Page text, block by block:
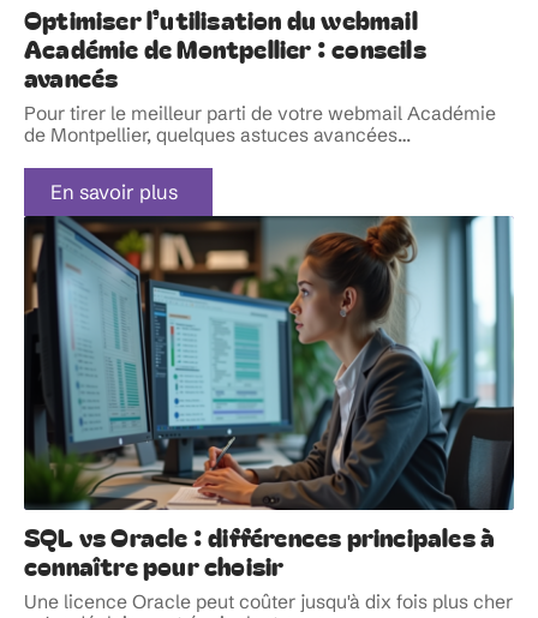
Optimiser l’utilisation du webmail
Académie de Montpellier : conseils
avancés
Pour tirer le meilleur parti de votre webmail Académie
de Montpellier, quelques astuces avancées…
En savoir plus
SQL vs Oracle : différences principales à
connaître pour choisir
Une licence Oracle peut coûter jusqu'à dix fois plus cher